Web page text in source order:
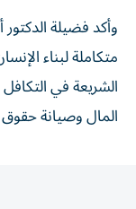
وأكد فضيلة
متكاملة لبناء
الشريعة في
المال وصيانة